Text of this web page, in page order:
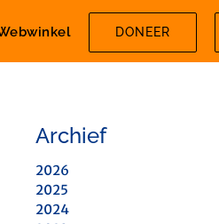
DONEER
Archief
2026
2025
2024